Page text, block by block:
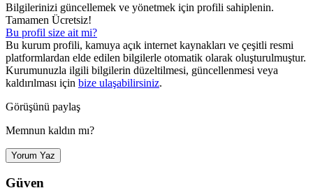
Bilgilerinizi güncellemek ve yönetmek için profili sahiplenin.
Tamamen Ücretsiz!
Bu profil size ait mi?
Bu kurum profili, kamuya açık internet kaynakları ve çeşitli resmi
platformlardan elde edilen bilgilerle otomatik olarak oluşturulmuştur.
Kurumunuzla ilgili bilgilerin düzeltilmesi, güncellenmesi veya
kaldırılması için bize ulaşabilirsiniz.
Görüşünü paylaş
Memnun kaldın mı?
Yorum Yaz
Güven